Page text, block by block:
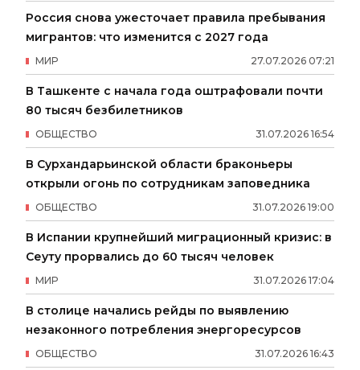
Россия снова ужесточает правила пребывания
мигрантов: что изменится с 2027 года
27.07.2026 07:21
МИР
В Ташкенте с начала года оштрафовали почти
80 тысяч безбилетников
31.07.2026 16:54
ОБЩЕСТВО
В Сурхандарьинской области браконьеры
открыли огонь по сотрудникам заповедника
31.07.2026 19:00
ОБЩЕСТВО
В Испании крупнейший миграционный кризис: в
Сеуту прорвались до 60 тысяч человек
31.07.2026 17:04
МИР
В столице начались рейды по выявлению
незаконного потребления энергоресурсов
31.07.2026 16:43
ОБЩЕСТВО